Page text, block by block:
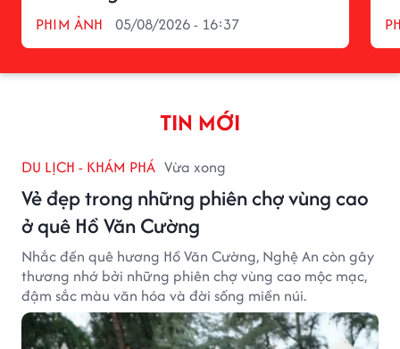
PHIM ẢNH 05/08/2026 - 16:37
TIN MỚI
DU LỊCH - KHÁM PHÁ Vừa xong
Vẻ đẹp trong những phiên chợ vùng cao
ở quê Hồ Văn Cường
Nhắc đến quê hương Hồ Văn Cường, Nghệ An còn gây
thương nhớ bởi những phiên chợ vùng cao mộc mạc,
đậm sắc màu văn hóa và đời sống miền núi.